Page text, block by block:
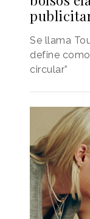
Se llama
define
circular”